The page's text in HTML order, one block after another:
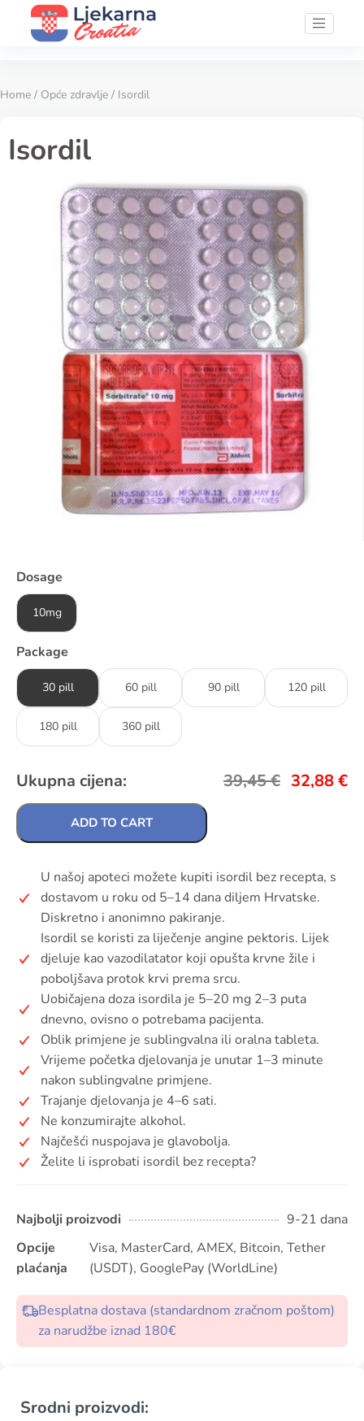
Home / Opće zdravlje / Isordil
Isordil
Dosage
10mg
Package
30 pill 60 pill 90 pill 120 pill
180 pill 360 pill
Ukupna cijena: 39,45€ 32,88€
ADD TO CART
U našoj apoteci možete kupiti isordil bez recepta, s
dostavom u roku od 5–14 dana diljem Hrvatske.
Diskretno i anonimno pakiranje.
Isordil se koristi za liječenje angine pektoris. Lijek
djeluje kao vazodilatator koji opušta krvne žile i
poboljšava protok krvi prema srcu.
Uobičajena doza isordila je 5–20 mg 2–3 puta
dnevno, ovisno o potrebama pacijenta.
Oblik primjene je sublingvalna ili oralna tableta.
Vrijeme početka djelovanja je unutar 1–3 minute
nakon sublingvalne primjene.
Trajanje djelovanja je 4–6 sati.
Ne konzumirajte alkohol.
Najčešći nuspojava je glavobolja.
Želite li isprobati isordil bez recepta?
Najbolji proizvodi
9-21 dana
Opcije
plaćanja
Visa, MasterCard, AMEX, Bitcoin, Tether
(USDT), GooglePay (WorldLine)
Besplatna dostava (standardnom zračnom poštom)
za narudžbe iznad 180€
Srodni proizvodi: